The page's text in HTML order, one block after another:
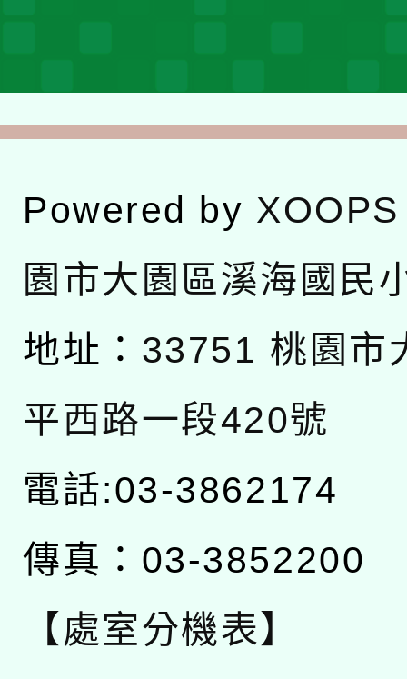
Powered by XOOPS
園市大園區溪海國民
地址： 33751 桃園市
平西路一段420號
電話:03-3862174
傳真：03-3852200
【處室分機表】